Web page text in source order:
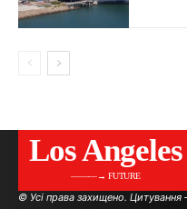
Los Angeles
———→ FUTURE
© Усі права захищено.